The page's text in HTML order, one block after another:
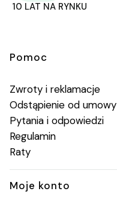
10 LAT NA RYNKU
Linki w
Pomoc
Zwroty i reklamacje
Odstąpienie od umowy
Pytania i odpowiedzi
Regulamin
Raty
Moje konto